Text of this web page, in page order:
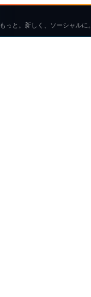
っと。新しく、ソーシャルに。